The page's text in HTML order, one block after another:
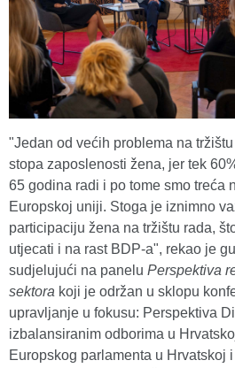
"Jedan od većih problema na
stopa zaposlenosti žena, jer tek
65 godina radi i po tome smo treća
Europskoj uniji. Stoga je iznimno
participaciju žena na tržištu rada,
utjecati i na rast BDP-a", rekao je
sudjelujući na panelu Perspektiva
sektora koji je održan u sklopu
upravljanje u fokusu: Perspektiva
izbalansiranim odborima u
Europskog parlamenta u Hrvatskoj